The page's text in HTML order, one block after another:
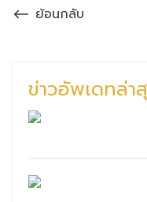
ย้อนกลับ
ข่าวอัพเดทล่า